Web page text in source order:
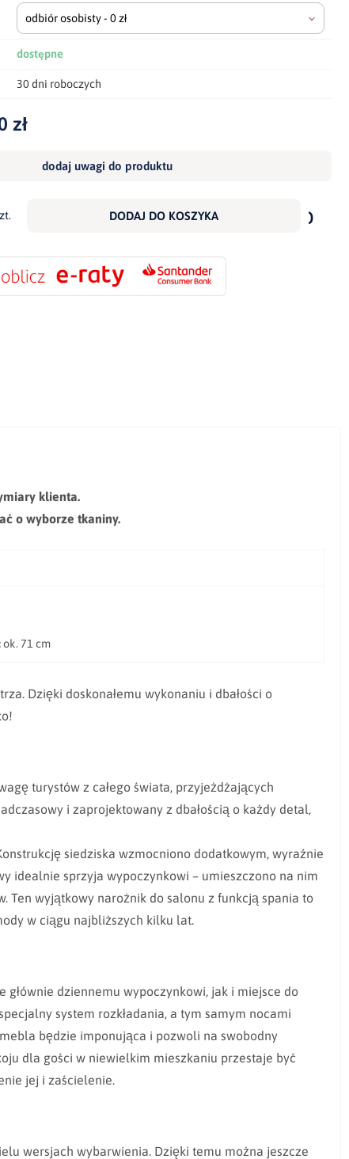
odbiór osobisty - 0 zł
dostępne
30 dni roboczych
zł
dodaj uwagi do produktu
DODAJ DO KOSZYKA
do
klienta.
o wyborze tkaniny.
ok. 71 cm
Dzięki doskonałemu wykonaniu i dbałości o
turystów z całego świata, przyjeżdżających
i zaprojektowany z dbałością o każdy detal,
siedziska wzmocniono dodatkowym, wyraźnie
idealnie sprzyja wypoczynkowi – umieszczono na nim
Ten wyjątkowy narożnik do salonu z funkcją spania to
w ciągu najbliższych kilku lat.
dziennemu wypoczynkowi, jak i miejsce do
system rozkładania, a tym samym nocami
będzie imponująca i pozwoli na swobodny
dla gości w niewielkim mieszkaniu przestaje być
jej i zaścielenie.
wersjach wybarwienia. Dzięki temu można jeszcze